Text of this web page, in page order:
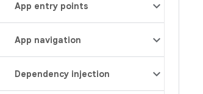
App entry points
App navigation
Dependency injection